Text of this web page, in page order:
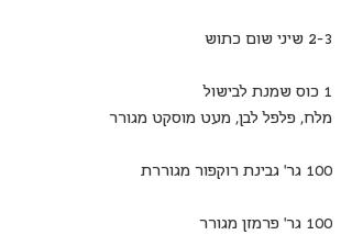
2-3 שיני שום כתוש
1 כוס שמנת לבישול
מלח, פלפל לבן, מעט מוסקט מגורר
100 גר’ גבינת רוקפור מגוררת
100 גר’ פרמזן מגורר